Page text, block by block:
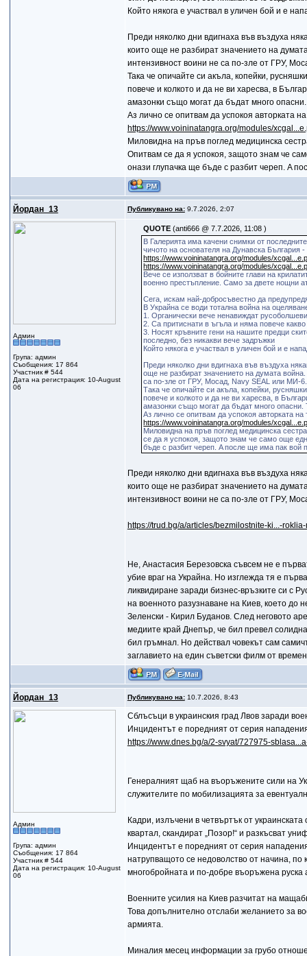
Който някога е участвал в уличен бой и е
Преди няколко дни вдигнаха във въздуха
които още не разбират значението на
интензивност воини не са по-зле от ГРУ,
Така че опичайте си акъла, копейки,
повече и колкото и да не ви харесва, в
амазонки също могат да бъдат много
Аз лично се опитвам да успокоя авторката
https://www.voininatangra.org/modules/
Миловидна на пръв поглед медицинска
Опитвам се да я успокоя, защото знам че
онази глупачка ще бъде с разбит череп. A
Йордан_13 Публикувано на:9.7.2026, 2:07
Админ
Група: админ
Съобщения: 17 864
Участник # 544
Дата на регистрация: 10-August
06
QUOTE (anti666 @ 7.7.2026, 11:08 )
В Галерията има качени снимки от
чичото на основателя на Дунавска България
https://www.voininatangra.org/modules/
https://www.voininatangra.org/modules/
Вече се използват в бойните глави на
военно престъпление. Само за двете нощни
Сега, искам най-добросъвестно да
В Украйна се води тотална война на
1. Органически вече ненавиждат
2. Са притиснати в ъгъла и няма повече какво
3. Носят кръвните гени на нашите предци
последно, без никакви вече задръжки
Който някога е участвал в уличен бой и е
Преди няколко дни вдигнаха във въздуха
още не разбират значението на думата
са по-зле от ГРУ, Мосад, Navy SEAL или МИ-6.
Така че опичайте си акъла, копейки,
повече и колкото и да не ви харесва, в
амазонки също могат да бъдат много
Аз лично се опитвам да успокоя авторката
https://www.voininatangra.org/modules/
Миловидна на пръв поглед медицинска
се да я успокоя, защото знам че само още
бъде с разбит череп. A после ще има пак
Преди няколко дни вдигнаха във въздуха
които още не разбират значението на
интензивност воини не са по-зле от ГРУ,
https://trud.bg/a/articles/bezmilostnite-ki...-
Не, Анастасия Березовска съвсем не е
убие враг на Украйна. Но изглежда тя е
ликвидиране заради бизнес-връзките си с
на военното разузнаване на Киев, което
Зеленски - Кирил Буданов. След неговото
медиите край Днепър, че бил превел
бил гръмнал. Но действал човекът сам
заглавието на един съветски филм от
Йордан_13 Публикувано на:10.7.2026, 8:43
Админ
Група: админ
Съобщения: 17 864
Участник # 544
Дата на регистрация: 10-August
06
Сблъсъци в украинския град Лвов заради
Инцидентът е поредният от серия
https://www.dnes.bg/a/2-svyat/727975-
Генералният щаб на въоръжените сили на
служителите по мобилизацията за
Кадри, излъчени в четвъртък от
квартал, скандират „Позор!“ и разкъсват
Инцидентът е поредният от серия
натрупващото се недоволство от начина, по
многобройната и по-добре въоръжена руска
Военните усилия на Киев разчитат на
Това допълнително отслаби желанието за
армията.
Миналия месец информации за грубо